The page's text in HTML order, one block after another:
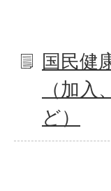
国民健
（加入
ど）